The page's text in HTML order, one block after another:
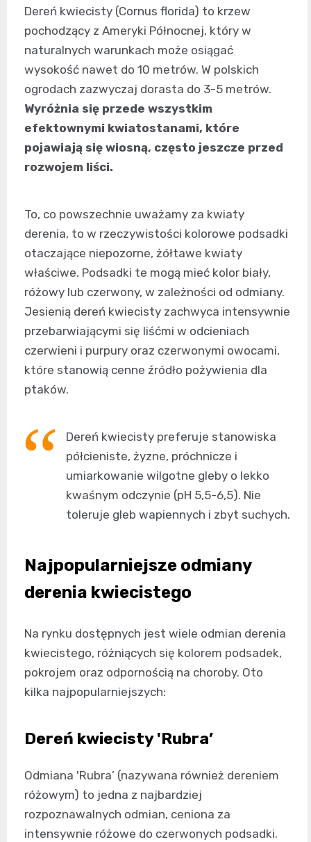
Dereń kwiecisty (Cornus florida) to krzew
pochodzący z Ameryki Północnej, który w
naturalnych warunkach może osiągać
wysokość nawet do 10 metrów. W polskich
ogrodach zazwyczaj dorasta do 3-5 metrów.
Wyróżnia się przede wszystkim
efektownymi kwiatostanami, które
pojawiają się wiosną, często jeszcze przed
rozwojem liści.
To, co powszechnie uważamy za kwiaty
derenia, to w rzeczywistości kolorowe podsadki
otaczające niepozorne, żółtawe kwiaty
właściwe. Podsadki te mogą mieć kolor biały,
różowy lub czerwony, w zależności od odmiany.
Jesienią dereń kwiecisty zachwyca intensywnie
przebarwiającymi się liśćmi w odcieniach
czerwieni i purpury oraz czerwonymi owocami,
które stanowią cenne źródło pożywienia dla
ptaków.
Dereń kwiecisty preferuje stanowiska
półcieniste, żyzne, próchnicze i
umiarkowanie wilgotne gleby o lekko
kwaśnym odczynie (pH 5,5-6,5). Nie
toleruje gleb wapiennych i zbyt suchych.
Najpopularniejsze odmiany
derenia kwiecistego
Na rynku dostępnych jest wiele odmian derenia
kwiecistego, różniących się kolorem podsadek,
pokrojem oraz odpornością na choroby. Oto
kilka najpopularniejszych:
Dereń kwiecisty 'Rubra’
Odmiana 'Rubra’ (nazywana również dereniem
różowym) to jedna z najbardziej
rozpoznawalnych odmian, ceniona za
intensywnie różowe do czerwonych podsadki.